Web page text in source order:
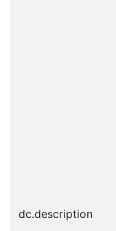
dc.description